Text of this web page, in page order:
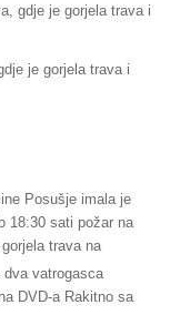
gdje je gorjela trava i
je gorjela trava i
Posušje imala je
18:30 sati požar na
trava na
vatrogasca
DVD-a Rakitno sa